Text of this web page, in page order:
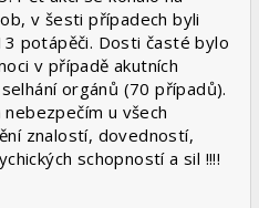
v šesti případech byli
potápěči. Dosti časté bylo
v případě akutních
orgánů (70 případů).
u všech
znalostí, dovedností,
schopností a sil !!!!